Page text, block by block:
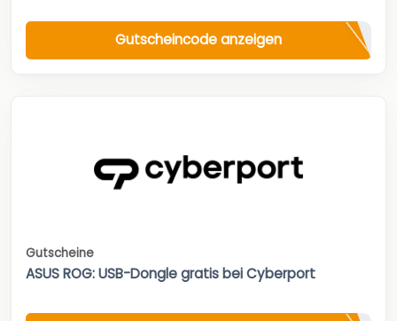
Gutscheincode anzeigen
Gutscheine
ASUS ROG: USB-Dongle gratis bei Cyberport